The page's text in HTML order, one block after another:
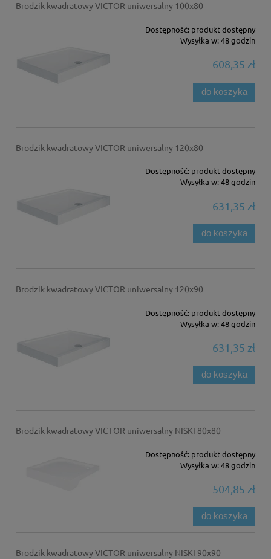
Brodzik kwadratowy VICTOR uniwersalny 100x80
Dostępność: produkt dostępny
Wysyłka w: 48 godzin
608,35 zł
do koszyka
Brodzik kwadratowy VICTOR uniwersalny 120x80
Dostępność: produkt dostępny
Wysyłka w: 48 godzin
631,35 zł
do koszyka
Brodzik kwadratowy VICTOR uniwersalny 120x90
Dostępność: produkt dostępny
Wysyłka w: 48 godzin
631,35 zł
do koszyka
Brodzik kwadratowy VICTOR uniwersalny NISKI 80x80
Dostępność: produkt dostępny
Wysyłka w: 48 godzin
504,85 zł
do koszyka
Brodzik kwadratowy VICTOR uniwersalny NISKI 90x90